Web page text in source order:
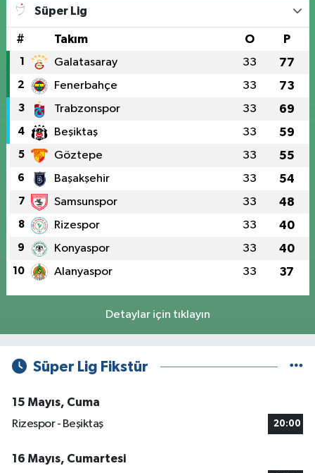
Süper Lig
# Takım O P
1 Galatasaray 33 77
2 Fenerbahçe 33 73
3 Trabzonspor 33 69
4 Beşiktaş 33 59
5 Göztepe 33 55
6 Başakşehir 33 54
7 Samsunspor 33 48
8 Rizespor 33 40
9 Konyaspor 33 40
10 Alanyaspor 33 37
Detaylar için tıklayın
Süper Lig Fikstür
15 Mayıs, Cuma
Rizespor - Beşiktaş
20:00
16 Mayıs, Cumartesi